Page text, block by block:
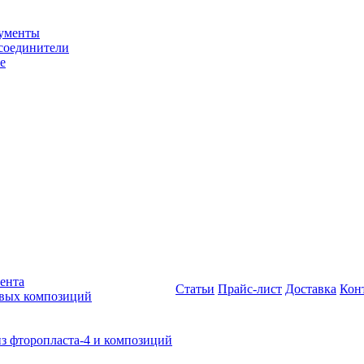
композиций
фторопласта-4 и композиций
Статьи Прайс-лист Доставка